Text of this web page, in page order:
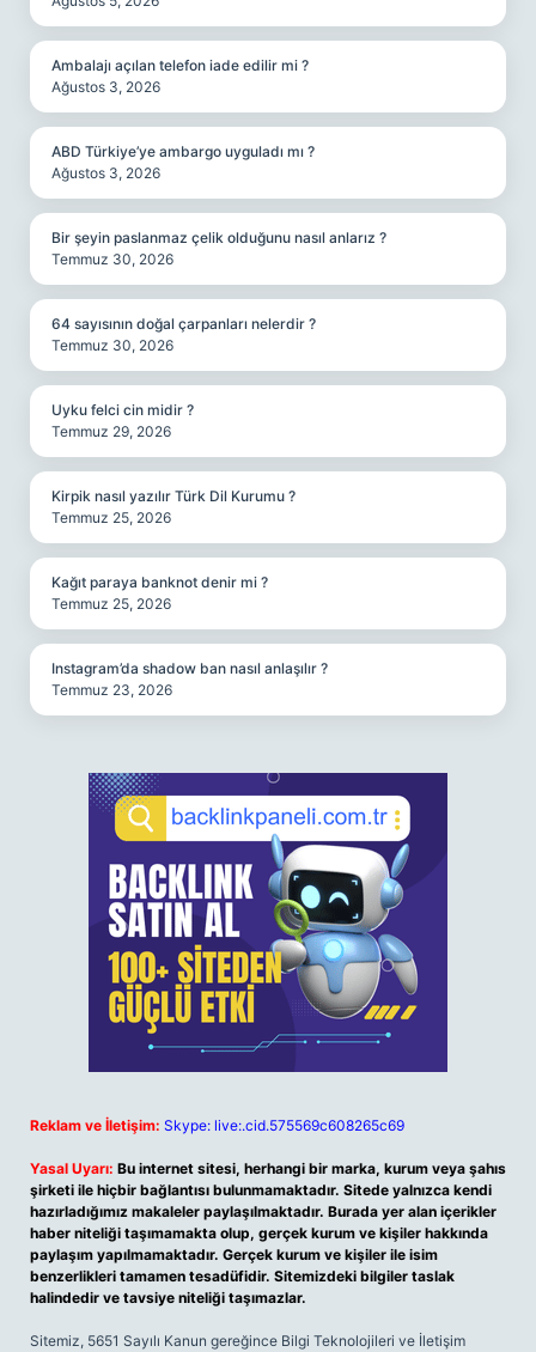
Ambalajı açılan telefon iade edilir mi ?
Ağustos 3, 2026
ABD Türkiye’ye ambargo uyguladı mı ?
Ağustos 3, 2026
Bir şeyin paslanmaz çelik olduğunu nasıl anlarız ?
Temmuz 30, 2026
64 sayısının doğal çarpanları nelerdir ?
Temmuz 30, 2026
Uyku felci cin midir ?
Temmuz 29, 2026
Kirpik nasıl yazılır Türk Dil Kurumu ?
Temmuz 25, 2026
Kağıt paraya banknot denir mi ?
Temmuz 25, 2026
Instagram’da shadow ban nasıl anlaşılır ?
Temmuz 23, 2026
Reklam ve İletişim: Skype: live:.cid.575569c608265c69
Yasal Uyarı: Bu internet sitesi, herhangi bir marka, kurum veya şahıs
şirketi ile hiçbir bağlantısı bulunmamaktadır. Sitede yalnızca kendi
hazırladığımız makaleler paylaşılmaktadır. Burada yer alan içerikler
haber niteliği taşımamakta olup, gerçek kurum ve kişiler hakkında
paylaşım yapılmamaktadır. Gerçek kurum ve kişiler ile isim
benzerlikleri tamamen tesadüfidir. Sitemizdeki bilgiler taslak
halindedir ve tavsiye niteliği taşımazlar.
Sitemiz, 5651 Sayılı Kanun gereğince Bilgi Teknolojileri ve İletişim